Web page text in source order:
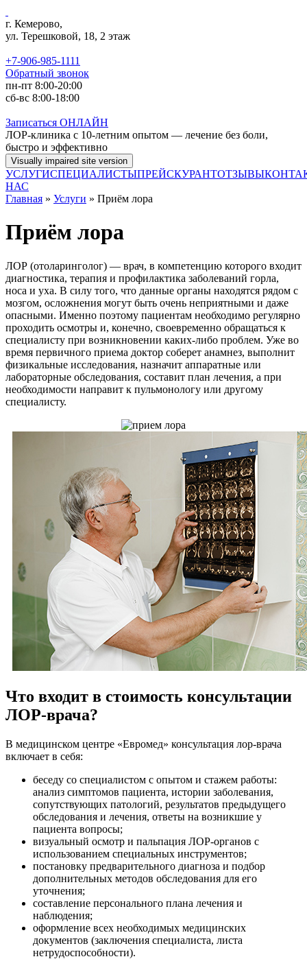
г. Кемерово,
ул. Терешковой, 18, 2 этаж
+7-906-985-1111
Обратный звонок
пн-пт 8:00-20:00
сб-вс 8:00-18:00
Записаться ОНЛАЙН
ЛОР-клиника с 10-летним опытом — лечение без боли,
быстро и эффективно
УСЛУГИСПЕЦИАЛИСТЫПРЕЙСКУРАНТОТЗЫВЫ
НАС
Главная » Услуги » Приём лора
Приём лора
ЛОР (отоларинголог) — врач, в компетенцию которого входит
диагностика, терапия и профилактика заболеваний горла,
носа и уха. В силу того, что данные органы находятся рядом с
мозгом, осложнения могут быть очень неприятными и даже
опасными. Именно поэтому пациентам необходимо регулярно
проходить осмотры и, конечно, своевременно обращаться к
специалисту при возникновении каких-либо проблем. Уже во
время первичного приема доктор соберет анамнез, выполнит
физикальные исследования, назначит аппаратные или
лабораторные обследования, составит план лечения, а при
необходимости направит к пульмонологу или другому
специалисту.
Что входит в стоимость консультации
ЛОР-врача?
В медицинском центре «Евромед» консультация лор-врача
включает в себя:
беседу со специалистом с опытом и стажем работы:
анализ симптомов пациента, истории заболевания,
сопутствующих патологий, результатов предыдущего
обследования и лечения, ответы на возникшие у
пациента вопросы;
визуальный осмотр и пальпация ЛОР-органов с
использованием специальных инструментов;
постановку предварительного диагноза и подбор
дополнительных методов обследования для его
уточнения;
составление персонального плана лечения и
наблюдения;
оформление всех необходимых медицинских
документов (заключения специалиста, листа
нетрудоспособности).